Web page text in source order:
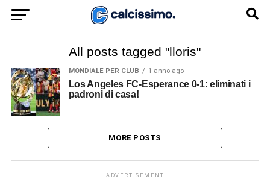
All posts tagged "lloris"
MONDIALE PER CLUB 1 anno ago
Los Angeles FC-Esperance 0-1: eliminati i
padroni di casa!
MORE POSTS
ADVERTISEMENT